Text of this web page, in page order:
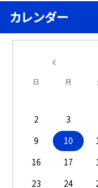
カレンダー
日 月
2
3
9
10
16
17
23
24